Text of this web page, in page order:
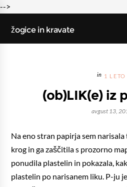
-->
žogice in kravate
1 LETO
(ob)LIK(e) iz
avgust 13,
Na eno stran papirja sem
krog in ga zaščitila s prozorno
ponudila plastelin in pokazala,
plastelin po narisanem liku. P-ju